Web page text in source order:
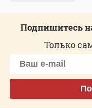
Подпишитесь
Только